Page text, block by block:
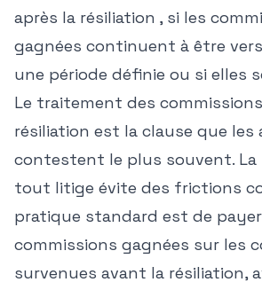
après la résiliation , si les
gagnées continuent à être
une période définie ou si elles
Le traitement des
résiliation est la clause que les
contestent le plus souvent. La
tout litige évite des frictions
pratique standard est de
commissions gagnées sur les
survenues avant la résiliation,